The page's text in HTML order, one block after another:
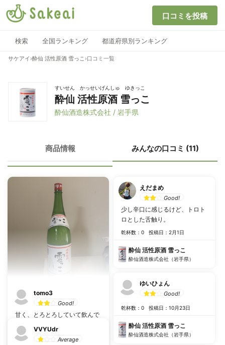
口コミを投稿
検索 全国ランキング 都道府県別ランキング
サケアイ ›酔仙 活性原酒 雪っこ ›口コミ一覧
すいせん かっせいげんしゅ ゆきっこ
酔仙 活性原酒 雪っこ
酔仙酒造株式会社 / 岩手県
商品情報 みんなの口コミ (11)
tomo3
Good!
甘く、とろとろしていて飲んで
ホッとする
#濃厚 #甘い #とろとろ
えだまめ
Good!
少し辛口に感じるけど、トロト
ロとした舌触り。
乾杯数：0 投稿日：2月1日
酔仙 活性原酒 雪っこ
酔仙酒造株式会社（岩手県）
ゆいひょん
Good!
乾杯数：0 投稿日：10月23日
酔仙 活性原酒 雪っこ
酔仙酒造株式会社（岩手県）
VVYUdr
Average